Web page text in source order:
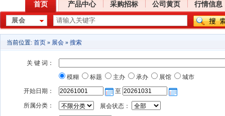
首页 产品中心 采购招标 公司黄页 行情信息
当前位置: 首页 » 展会 » 搜索
关 键 词：
模糊
标题 主办 承办 展馆
城市
开始日期：
至
所属分类：
展会状态：